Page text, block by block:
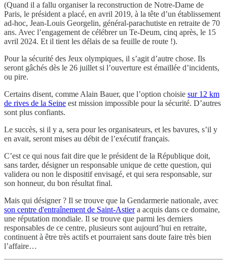
(Quand il a fallu organiser la reconstruction de Notre-Dame de
Paris, le président a placé, en avril 2019, à la tête d’un établissement
ad-hoc, Jean-Louis Georgelin, général-parachutiste en retraite de 70
ans. Avec l’engagement de célébrer un Te-Deum, cinq après, le 15
avril 2024. Et il tient les délais de sa feuille de route !).
Pour la sécurité des Jeux olympiques, il s’agit d’autre chose. Ils
seront gâchés dès le 26 juillet si l’ouverture est émaillée d’incidents,
ou pire.
Certains disent, comme Alain Bauer, que l’option choisie sur 12 km
de rives de la Seine est mission impossible pour la sécurité. D’autres
sont plus confiants.
Le succès, si il y a, sera pour les organisateurs, et les bavures, s’il y
en avait, seront mises au débit de l’exécutif français.
C’est ce qui nous fait dire que le président de la République doit,
sans tarder, désigner un responsable unique de cette question, qui
validera ou non le dispositif envisagé, et qui sera responsable, sur
son honneur, du bon résultat final.
Mais qui désigner ? Il se trouve que la Gendarmerie nationale, avec
son centre d'entraînement de Saint-Astiera acquis dans ce domaine,
une réputation mondiale. Il se trouve que parmi les derniers
responsables de ce centre, plusieurs sont aujourd’hui en retraite,
continuent à être très actifs et pourraient sans doute faire très bien
l’affaire…